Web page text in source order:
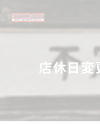
店休日